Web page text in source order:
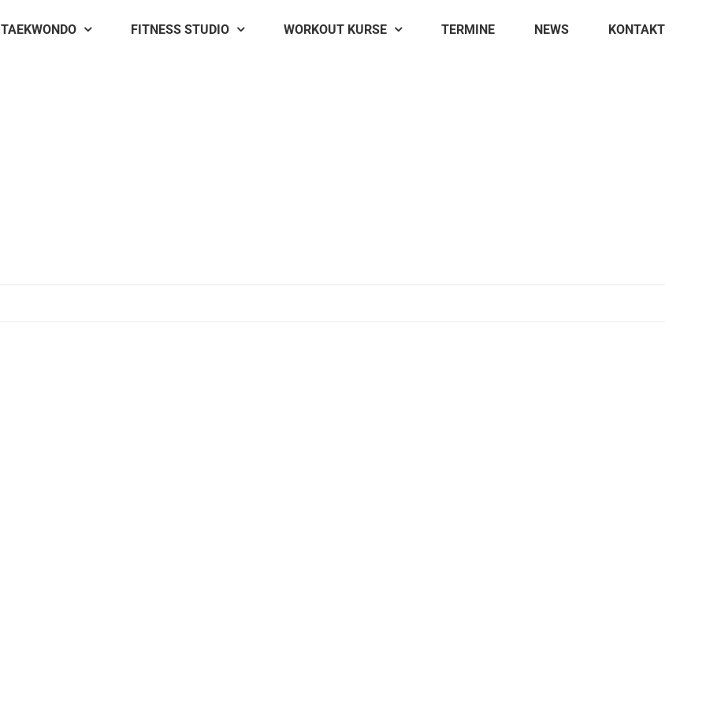
TAEKWONDO FITNESS STUDIO WORKOUT KURSE TERMINE NEWS KONTAKT